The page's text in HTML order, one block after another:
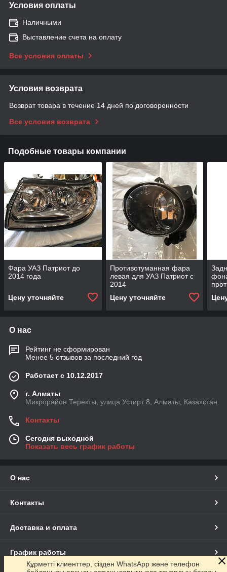
Условия оплаты
Наличными
Выставление счета на оплату
Все условия оплаты
Условия возврата
Возврат товара в течение 14 дней по договоренности
Все условия возврата
Подобные товары компании
Фара УАЗ Патриот до
2014 года
Цену уточняйте
Противотуманная фара
левая для УАЗ Патриот с
2014
Цену уточняйте
О нас
Рейтинг не сформирован
Менее 5 отзывов за последний год
Работает с 10.12.2017
г. Алматы
Микрорайон Теректы, улица Устирт 8, Алматы, Казахстан
Контакты
Сегодня выходной
Показать весь график работы
О нас
Контакты
Доставка и оплата
График работы
Құрметті клиенттер, сізден WhatsApp және телефон